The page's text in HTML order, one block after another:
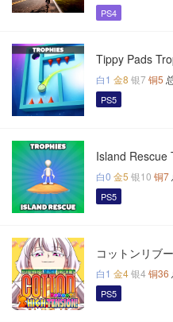
PS4
Tippy Pads
白1 金8 银7 铜5
PS5
Island Rescue
白0 金5 银10 铜7
PS5
コットンリブ
白1 金4银4 铜36
PS5